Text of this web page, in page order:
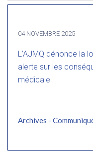
04 NOVEMBRE 2025
L’AJMQ dénonce la
alerte sur les
médicale
Archives -